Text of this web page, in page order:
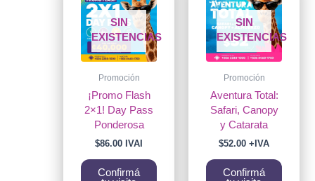
SIN
EXISTENCIAS
Promoción
¡Promo Flash
2×1! Day Pass
Ponderosa
$86.00 IVAI
Confirmá
SIN
EXISTENCIAS
Promoción
Aventura Total:
Safari, Canopy
y Catarata
$52.00 +IVA
Confirmá